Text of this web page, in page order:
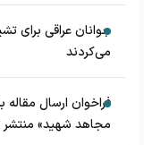
جوانان عراقی برای
می‌کردند
فراخوان ارسال
مجاهد شهید»